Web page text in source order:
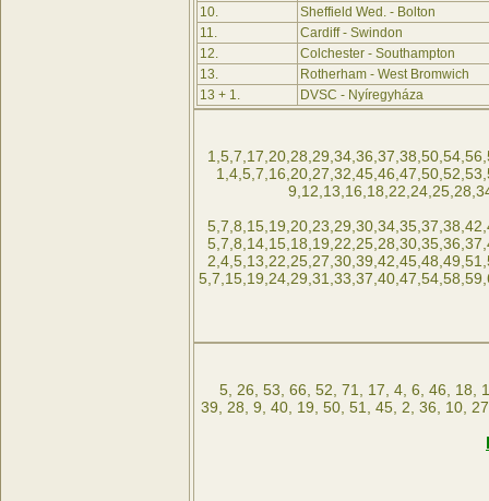
10.
Sheffield Wed. - Bolton
11.
Cardiff - Swindon
12.
Colchester - Southampton
13.
Rotherham - West Bromwich
13 + 1.
DVSC - Nyíregyháza
5, 26, 53, 66, 52, 71, 17, 4, 6, 46, 18,
39, 28, 9, 40, 19, 50, 51, 45, 2, 36, 10,